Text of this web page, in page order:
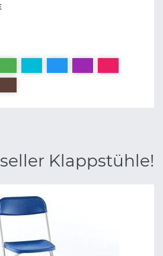
Klappstühle!